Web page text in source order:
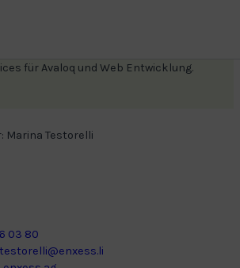
für Avaloq und Web Entwicklung.
Marina Testorelli
03 80